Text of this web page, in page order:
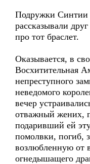
Подружки Синтии
рассказывали
про тот браслет.
Оказывается, в
Восхитительная
непреступного
неведомого
вечер
отважный жених,
подаривший ей
помолвки, погиб,
возлюбленную от
огнедышащего